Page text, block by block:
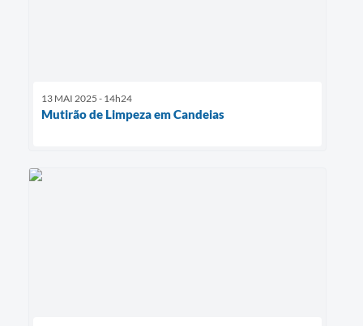
13 MAI 2025 - 14h24
Mutirão de Limpeza em Candeias